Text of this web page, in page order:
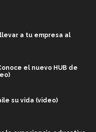
a tu empresa al
el nuevo HUB de
su vida (video)